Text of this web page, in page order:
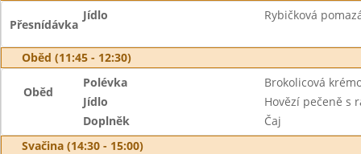
Přesnídávka
Jídlo Rybičková
Oběd (11:45 - 12:30)
Oběd
Polévka
Brokolicová
Jídlo
Hovězí pečeně s
Doplněk
Čaj
Svačina (14:30 - 15:00)